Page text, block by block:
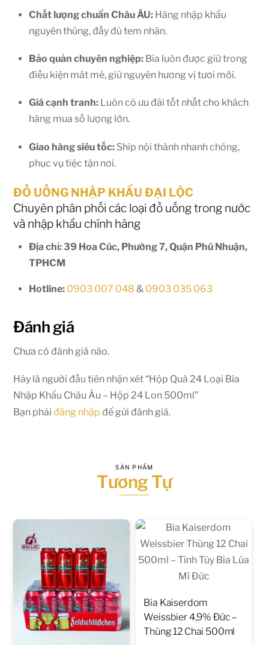
Chất lượng chuẩn Châu ÂU: Hàng nhập khẩu
nguyên thùng, đầy đủ tem nhãn.
Bảo quản chuyên nghiệp: Bia luôn được giữ trong
điều kiện mát mẻ, giữ nguyên hương vị tươi mới.
Giá cạnh tranh: Luôn có ưu đãi tốt nhất cho khách
hàng mua số lượng lớn.
Giao hàng siêu tốc: Ship nội thành nhanh chóng,
phục vụ tiệc tận nơi.
ĐỒ UỐNG NHẬP KHẨU ĐẠI LỘC
Chuyên phân phối các loại đồ uống trong nước
và nhập khẩu chính hãng
Địa chỉ: 39 Hoa Cúc, Phường 7, Quận Phú Nhuận,
TPHCM
Hotline: 0903 007 048 & 0903 035 063
Đánh giá
Chưa có đánh giá nào.
Hãy là người đầu tiên nhận xét “Hộp Quà 24 Loại Bia
Nhập Khẩu Châu Âu – Hộp 24 Lon 500ml”
Bạn phảiđăng nhập để gửi đánh giá.
SẢN PHẨM
Tương Tự
Bia Kaiserdom
Weissbier 4,9% Đức –
Thùng 12 Chai 500ml